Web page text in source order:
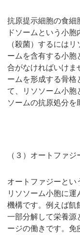
抗原提示細胞の食細
ドソームという小
（殺菌）するには
ームを含有する小胞
合がなければいけま
ームを形成する骨格
て、リソソーム小胞
ソームの抗原処分を
（３）オートファジ
オートファジーとい
リソソーム小胞に
機構です。例えば飢
一部分解して栄養源
ージの働きです。免